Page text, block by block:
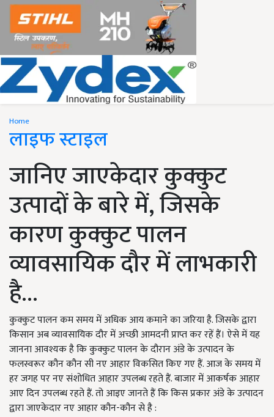
Home
लाइफ स्टाइल
जानिए जाएकेदार कुक्कुट
उत्पादों के बारे में, जिसके
कारण कुक्कुट पालन
व्यावसायिक दौर में लाभकारी
है…
कुक्कुट पालन कम समय में अधिक आय कमाने का जरिया है. जिसके द्वारा
किसान अब व्यावसायिक दौर में अच्छी आमदनी प्राप्त कर रहें हैं। ऐसे में यह
जानना आवश्यक है कि कुक्कुट पालन के दौरान अंडे के उत्पादन के
फलस्वरूर कौन कौन सी नए आहार विकसित किए गए हैं. आज के समय में
हर जगह पर नए संशोधित आहार उपलब्ध रहते हैं. बाजार में आकर्षक आहार
आए दिन उपलब्ध रहते हैं. तो आइए जानते हैं कि किस प्रकार अंडे के उत्पादन
द्वारा जाएकेदार नए आहार कौन-कौन से है :